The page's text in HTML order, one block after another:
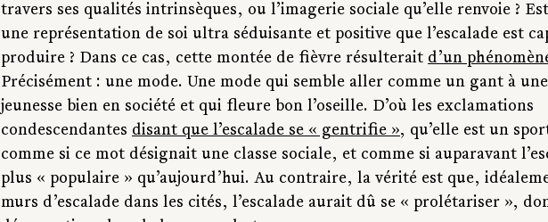
travers ses qualités intrinsèques, ou l’imagerie sociale qu’elle renvoie ?
une représentation de soi ultra séduisante et positive que l’escalade est
produire ? Dans ce cas, cette montée de fièvre résulterait d’un
Précisément : une mode. Une mode qui semble aller comme un gant à
jeunesse bien en société et qui fleure bon l’oseille. D’où les exclamations
condescendantes disant que l’escalade se « gentrifie », qu’elle est un
comme si ce mot désignait une classe sociale, et comme si auparavant
plus « populaire » qu’aujourd’hui. Au contraire, la vérité est que,
murs d’escalade dans les cités, l’escalade aurait dû se « prolétariser »,